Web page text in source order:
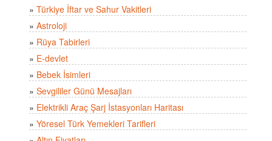
» Türkiye İftar ve Sahur Vakitleri
» Astroloji
» Rüya Tabirleri
» E-devlet
» Bebek İsimleri
» Sevgililer Günü Mesajları
» Elektrikli Araç Şarj İstasyonları Haritası
» Yöresel Türk Yemekleri Tarifleri